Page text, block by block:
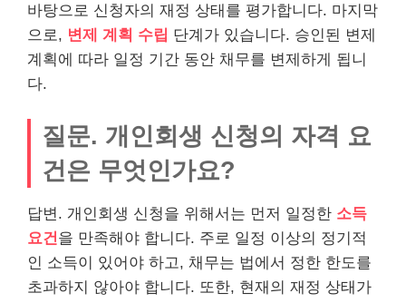
바탕으로 신청자의 재정 상태를 평가합니다. 마지막
으로, 변제 계획 수립 단계가 있습니다. 승인된 변제
계획에 따라 일정 기간 동안 채무를 변제하게 됩니
다.
질문. 개인회생 신청의 자격 요
건은 무엇인가요?
답변. 개인회생 신청을 위해서는 먼저 일정한 소득
요건을 만족해야 합니다. 주로 일정 이상의 정기적
인 소득이 있어야 하고, 채무는 법에서 정한 한도를
초과하지 않아야 합니다. 또한, 현재의 재정 상태가